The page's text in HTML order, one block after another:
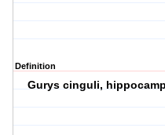
Definition
Gurys cinguli,